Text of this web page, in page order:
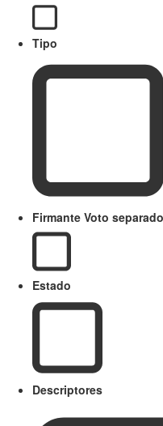
Tipo
Firmante Voto separado
Estado
Descriptores